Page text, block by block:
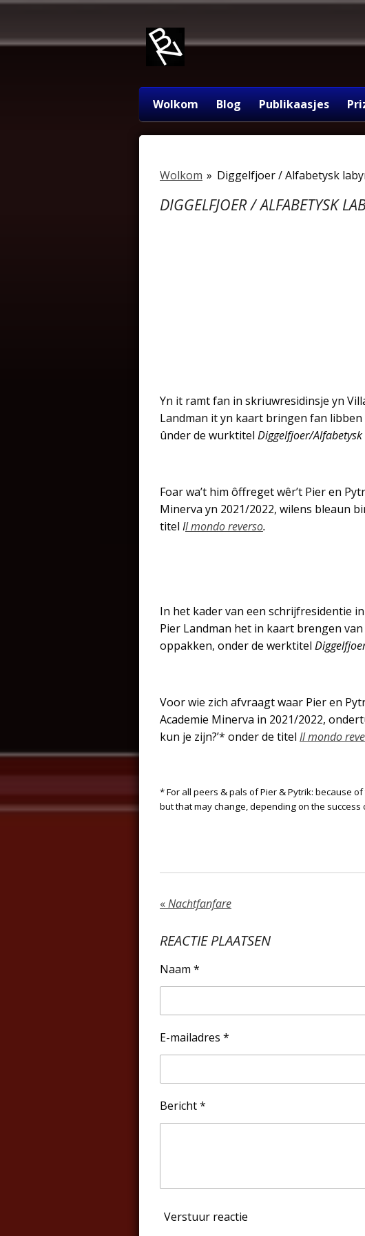
naar
Wolkom Blog Publikaasjes
Wolkom » Diggelfjoer / Alfabetysk
DIGGELFJOER / ALFABETYSK
Yn it ramt fan in skriuwresidinsje yn
Landman it yn kaart bringen fan
ûnder de wurktitel Diggelfjoer/
Foar wa’t him ôffreget wêr’t Pier en
Minerva yn 2021/2022, wilens bleaun
titel Il mondo reverso.
In het kader van een schrijfresidentie
Pier Landman het in kaart brengen
oppakken, onder de werktitel
Voor wie zich afvraagt waar Pier en
Academie Minerva in 2021/2022,
kun je zijn?’* onder de titel Il mondo
* For all peers & pals of Pier & Pytrik: because
but that may change, depending on the
«Nachtfanfare
REACTIE PLAATSEN
Naam *
E-mailadres *
Bericht *
Verstuur reactie